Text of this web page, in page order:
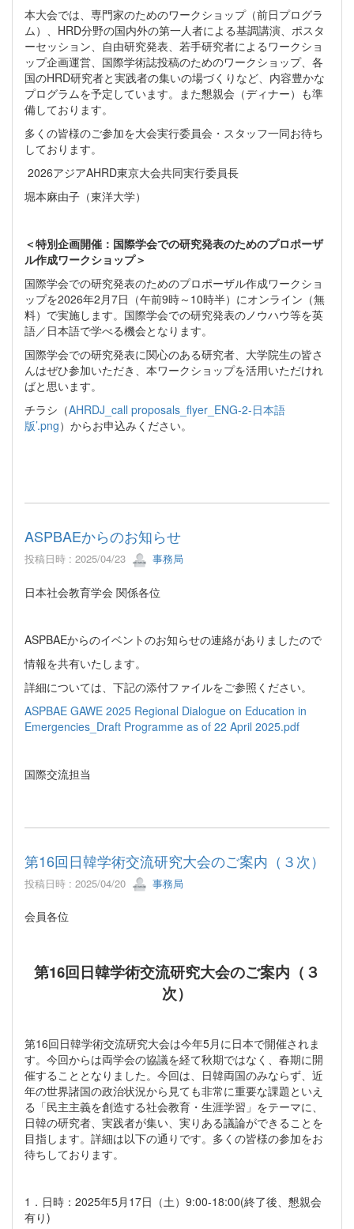
本大会では、専門家のためのワークショップ（前日プログラ
ム）、HRD分野の国内外の第一人者による基調講演、ポスタ
ーセッション、自由研究発表、若手研究者によるワークショ
ップ企画運営、国際学術誌投稿のためのワークショップ、各
国のHRD研究者と実践者の集いの場づくりなど、内容豊かな
プログラムを予定しています。また懇親会（ディナー）も準
備しております。
多くの皆様のご参加を大会実行委員会・スタッフ一同お待ち
しております。
2026アジアAHRD東京大会共同実行委員長
堀本麻由子（東洋大学）
＜特別企画開催：国際学会での研究発表のためのプロポーザ
ル作成ワークショップ＞
国際学会での研究発表のためのプロポーザル作成ワークショ
ップを2026年2月7日（午前9時～10時半）にオンライン（無
料）で実施します。国際学会での研究発表のノウハウ等を英
語／日本語で学べる機会となります。
国際学会での研究発表に関心のある研究者、大学院生の皆さ
んはぜひ参加いただき、本ワークショップを活用いただけれ
ばと思います。
チラシ（AHRDJ_call proposals_flyer_ENG-2-日本語
版’.png）からお申込みください。
ASPBAEからのお知らせ
投稿日時 : 2025/04/23 事務局
日本社会教育学会 関係各位
ASPBAEからのイベントのお知らせの連絡がありましたので
情報を共有いたします。
詳細については、下記の添付ファイルをご参照ください。
ASPBAE GAWE 2025 Regional Dialogue on Education in
Emergencies_Draft Programme as of 22 April 2025.pdf
国際交流担当
第16回日韓学術交流研究大会のご案内（３次）
投稿日時 : 2025/04/20 事務局
会員各位
第16回日韓学術交流研究大会のご案内（３
次）
第16回日韓学術交流研究大会は今年5月に日本で開催されま
す。今回からは両学会の協議を経て秋期ではなく、春期に開
催することとなりました。今回は、日韓両国のみならず、近
年の世界諸国の政治状況から見ても非常に重要な課題といえ
る「民主主義を創造する社会教育・生涯学習」をテーマに、
日韓の研究者、実践者が集い、実りある議論ができることを
目指します。詳細は以下の通りです。多くの皆様の参加をお
待ちしております。
1．日時：2025年5月17日（土）9:00-18:00(終了後、懇親会
有り)